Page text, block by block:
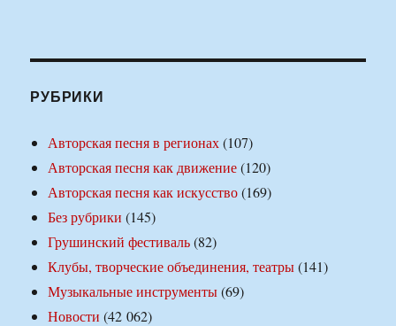
РУБРИКИ
Авторская песня в регионах(107)
Авторская песня как движение(120)
Авторская песня как искусство(169)
Без рубрики (145)
Грушинский фестиваль(82)
Клубы, творческие объединения, театры(141)
Музыкальные инструменты(69)
Новости (42 062)